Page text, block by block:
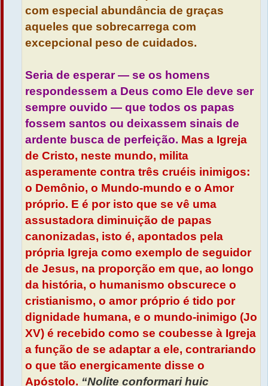
com especial abundância de graças
aqueles que sobrecarrega com
excepcional peso de cuidados.
Seria de esperar — se os homens
respondessem a Deus como Ele deve ser
sempre ouvido — que todos os papas
fossem santos ou deixassem sinais de
ardente busca de perfeição. Mas a Igreja
de Cristo, neste mundo, milita
asperamente contra três cruéis inimigos:
o Demônio, o Mundo-mundo e o Amor
próprio. E é por isto que se vê uma
assustadora diminuição de papas
canonizadas, isto é, apontados pela
própria Igreja como exemplo de seguidor
de Jesus, na proporção em que, ao longo
da história, o humanismo obscurece o
cristianismo, o amor próprio é tido por
dignidade humana, e o mundo-inimigo (Jo
XV) é recebido como se coubesse à Igreja
a função de se adaptar a ele, contrariando
o que tão energicamente disse o
Apóstolo. “Nolite conformari huic